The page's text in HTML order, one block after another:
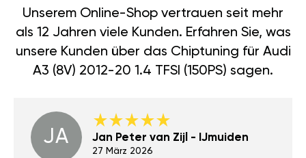
Unserem Online-Shop vertrauen seit mehr
als 12 Jahren viele Kunden. Erfahren Sie, was
unsere Kunden über das Chiptuning für Audi
A3 (8V) 2012-20 1.4 TFSI (150PS) sagen.
JA Jan Peter van Zijl - IJmuiden
27 März 2026